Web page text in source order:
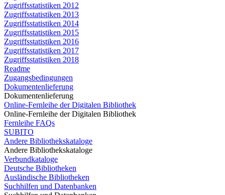
Zugriffsstatistiken 2012
Zugriffsstatistiken 2013
Zugriffsstatistiken 2014
Zugriffsstatistiken 2015
Zugriffsstatistiken 2016
Zugriffsstatistiken 2017
Zugriffsstatistiken 2018
Readme
Zugangsbedingungen
Dokumentenlieferung
Dokumentenlieferung
Online-Fernleihe der Digitalen Bibliothek
Online-Fernleihe der Digitalen Bibliothek
Fernleihe FAQs
SUBITO
Andere Bibliothekskataloge
Andere Bibliothekskataloge
Verbundkataloge
Deutsche Bibliotheken
Ausländische Bibliotheken
Suchhilfen und Datenbanken